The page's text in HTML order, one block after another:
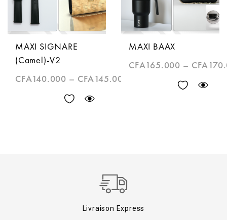
MAXI SIGNARE
(Camel)-V2
CFA140.000 – CFA145.000
MAXI BAAX
CFA165.000 – CFA
Livraison Express